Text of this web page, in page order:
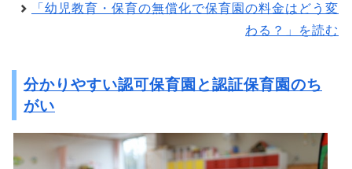
「幼児教育・保育の無償化で保育園の料金はどう変
わる？」を読む
分かりやすい認可保育園と認証保育園のち
がい